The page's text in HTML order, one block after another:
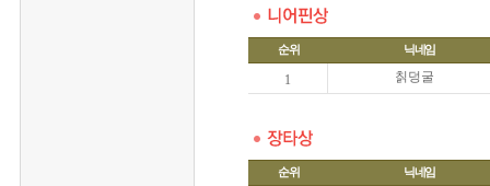
순위 닉네임
1 칡덩굴
순위 닉네임